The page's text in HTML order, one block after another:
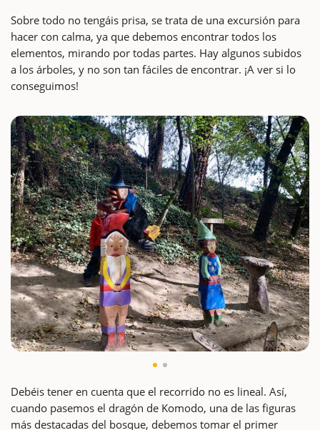
Sobre todo no tengáis prisa, se trata de una excursión para
hacer con calma, ya que debemos encontrar todos los
elementos, mirando por todas partes. Hay algunos subidos
a los árboles, y no son tan fáciles de encontrar. ¡A ver si lo
conseguimos!
Debéis tener en cuenta que el recorrido no es lineal. Así,
cuando pasemos el dragón de Komodo, una de las figuras
más destacadas del bosque, debemos tomar el primer